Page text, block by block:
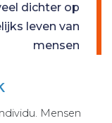
dichter op
leven van
mensen
Mensen